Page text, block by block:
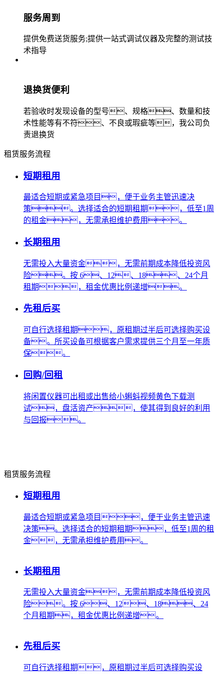
服务周到
提供免费送货服务;提供一站式调试仪器及完整的测试技
术指导
退换货便利
若验收时发现设备的型号、规格、数量和技
术性能等有不符、不良或瑕疵等，我公司负
责退换货
租赁服务流程
短期租用
最适合短期或紧急项目，便于业务主管迅速决
策。选择适合的短期租期，低至1周
的租金，无需承担维护费用。
长期租用
无需投入大量资金，无需前期成本降低投资风
险。按 6、12、18、24个月
租期，租金优惠比例递增。
先租后买
可自行选择租期，原租期过半后可选择购买设
备。所买设备可根据客户需求提供三个月至一年质
保。
回购/回租
将闲置仪器可出租或出售给小蝌蚪视频黄色下载测
试，盘活资产，使其得到良好的利用
与回报。
租赁服务流程
短期租用
最适合短期或紧急项目，便于业务主管迅速
决策。选择适合的短期租期，低至1周的租
金，无需承担维护费用。
长期租用
无需投入大量资金，无需前期成本降低投资风
险。按 6、12、18、24
个月租期，租金优惠比例递增。
先租后买
可自行选择租期，原租期过半后可选择购买设